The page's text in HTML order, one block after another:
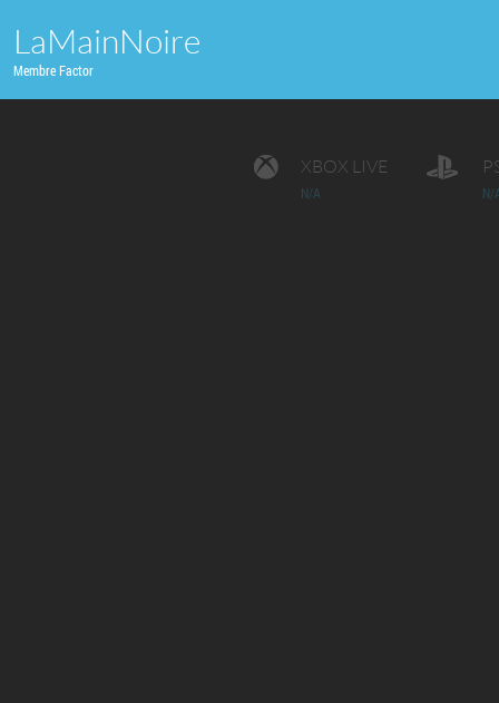
LaMainNoire
Membre Factor
XBOX LIVE
N/A N/